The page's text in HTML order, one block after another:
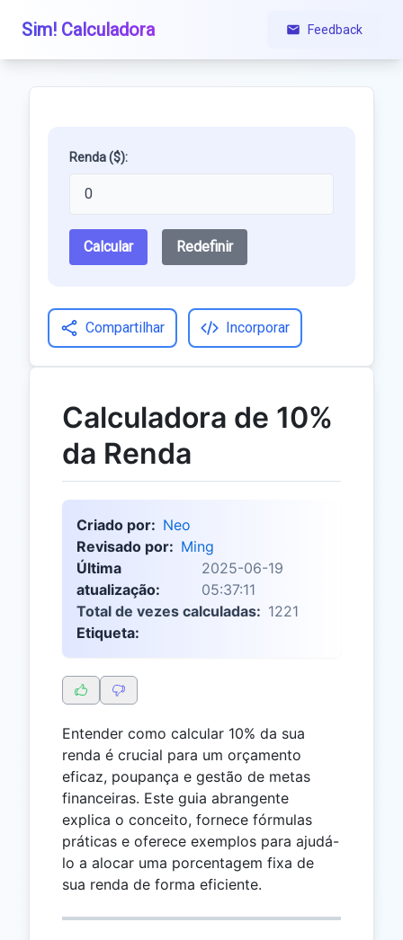
Sim! Calculadora Feedback
Renda ($):
Calcular Redefinir
Compartilhar Incorporar
Calculadora de 10%
da Renda
Criado por: Neo
Revisado por: Ming
Última
atualização:
2025-06-19
05:37:11
Total de vezes calculadas: 1221
Etiqueta:
Entender como calcular 10% da sua
renda é crucial para um orçamento
eficaz, poupança e gestão de metas
financeiras. Este guia abrangente
explica o conceito, fornece fórmulas
práticas e oferece exemplos para ajudá-
lo a alocar uma porcentagem fixa de
sua renda de forma eficiente.